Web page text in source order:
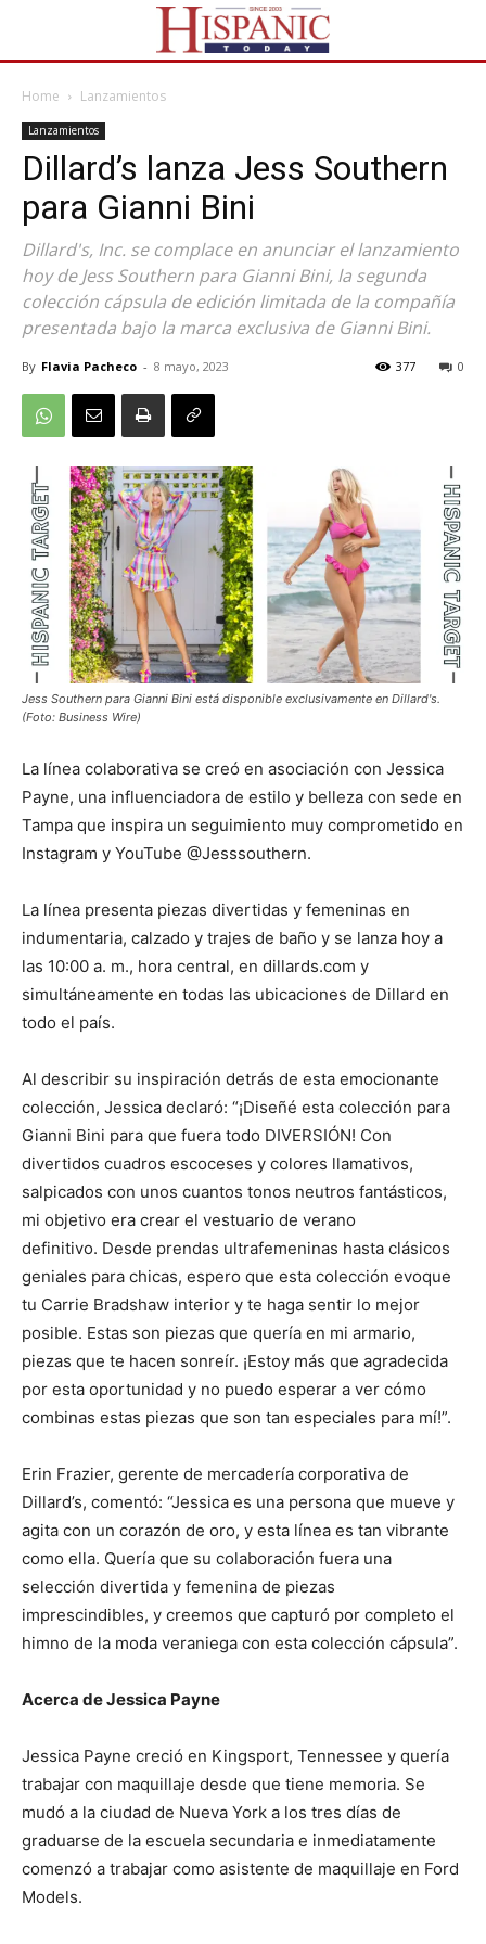
Home Lanzamientos
Lanzamientos
Dillard’s lanza Jess Southern
para Gianni Bini
Dillard's, Inc. se complace en anunciar el lanzamiento
hoy de Jess Southern para Gianni Bini, la segunda
colección cápsula de edición limitada de la compañía
presentada bajo la marca exclusiva de Gianni Bini.
By Flavia Pacheco - 8 mayo, 2023 0
377
Jess Southern para Gianni Bini está disponible exclusivamente en Dillard's.
(Foto: Business Wire)
La línea colaborativa se creó en asociación con Jessica
Payne, una influenciadora de estilo y belleza con sede en
Tampa que inspira un seguimiento muy comprometido en
Instagram y YouTube @Jesssouthern.
La línea presenta piezas divertidas y femeninas en
indumentaria, calzado y trajes de baño y se lanza hoy a
las 10:00 a. m., hora central, en dillards.com y
simultáneamente en todas las ubicaciones de Dillard en
todo el país.
Al describir su inspiración detrás de esta emocionante
colección, Jessica declaró: “¡Diseñé esta colección para
Gianni Bini para que fuera todo DIVERSIÓN! Con
divertidos cuadros escoceses y colores llamativos,
salpicados con unos cuantos tonos neutros fantásticos,
mi objetivo era crear el vestuario de verano
definitivo. Desde prendas ultrafemeninas hasta clásicos
geniales para chicas, espero que esta colección evoque
tu Carrie Bradshaw interior y te haga sentir lo mejor
posible. Estas son piezas que quería en mi armario,
piezas que te hacen sonreír. ¡Estoy más que agradecida
por esta oportunidad y no puedo esperar a ver cómo
combinas estas piezas que son tan especiales para mí!”.
Erin Frazier, gerente de mercadería corporativa de
Dillard’s, comentó: “Jessica es una persona que mueve y
agita con un corazón de oro, y esta línea es tan vibrante
como ella. Quería que su colaboración fuera una
selección divertida y femenina de piezas
imprescindibles, y creemos que capturó por completo el
himno de la moda veraniega con esta colección cápsula”.
Acerca de Jessica Payne
Jessica Payne creció en Kingsport, Tennessee y quería
trabajar con maquillaje desde que tiene memoria. Se
mudó a la ciudad de Nueva York a los tres días de
graduarse de la escuela secundaria e inmediatamente
comenzó a trabajar como asistente de maquillaje en Ford
Models.